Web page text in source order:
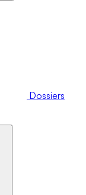
Dossiers